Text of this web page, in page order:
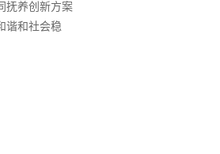
抚养创新方案
谐和社会稳